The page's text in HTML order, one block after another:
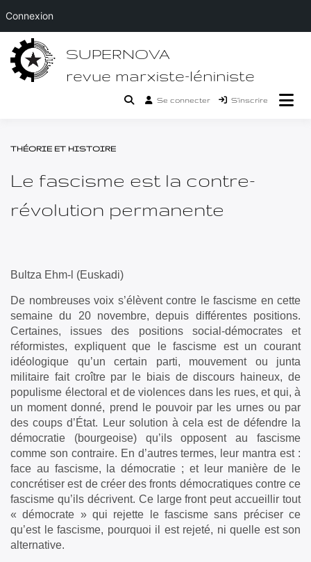
Passer
contenu
SUPERNOVA
revue marxiste-léniniste
Se connecter S’inscrire
THÉORIE ET HISTOIRE
Le fascisme est la contre-
révolution permanente
Bultza Ehm-l (Euskadi)
De nombreuses voix s’élèvent contre le fascisme en cette
semaine du 20 novembre, depuis différentes positions.
Certaines, issues des positions social-démocrates et
réformistes, expliquent que le fascisme est un courant
idéologique qu’un certain parti, mouvement ou junta
militaire fait croître par le biais de discours haineux, de
populisme électoral et de violences dans les rues, et qui, à
un moment donné, prend le pouvoir par les urnes ou par
des coups d’État. Leur solution à cela est de défendre la
démocratie (bourgeoise) qu’ils opposent au fascisme
comme son contraire. En d’autres termes, leur mantra est :
face au fascisme, la démocratie ; et leur manière de le
concrétiser est de créer des fronts démocratiques contre ce
fascisme qu’ils décrivent. Ce large front peut accueillir tout
« démocrate » qui rejette le fascisme sans préciser ce
qu’est le fascisme, pourquoi il est rejeté, ni quelle est son
alternative.
Connexion